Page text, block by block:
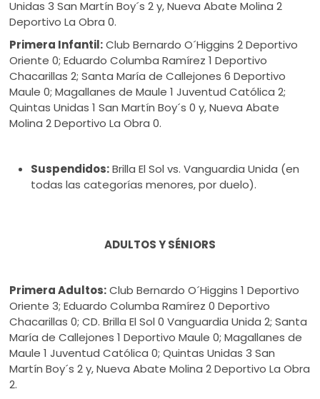
Unidas 3 San Martín Boy´s 2 y, Nueva Abate Molina 2
Deportivo La Obra 0.
Primera Infantil:Club Bernardo O´Higgins 2 Deportivo
Oriente 0; Eduardo Columba Ramírez 1 Deportivo
Chacarillas 2; Santa María de Callejones 6 Deportivo
Maule 0; Magallanes de Maule 1 Juventud Católica 2;
Quintas Unidas 1 San Martín Boy´s 0 y, Nueva Abate
Molina 2 Deportivo La Obra 0.
Suspendidos:Brilla El Sol vs. Vanguardia Unida (en
todas las categorías menores, por duelo).
ADULTOS Y SÉNIORS
Primera Adultos:Club Bernardo O´Higgins 1 Deportivo
Oriente 3; Eduardo Columba Ramírez 0 Deportivo
Chacarillas 0; CD. Brilla El Sol 0 Vanguardia Unida 2; Santa
María de Callejones 1 Deportivo Maule 0; Magallanes de
Maule 1 Juventud Católica 0; Quintas Unidas 3 San
Martín Boy´s 2 y, Nueva Abate Molina 2 Deportivo La Obra
2.